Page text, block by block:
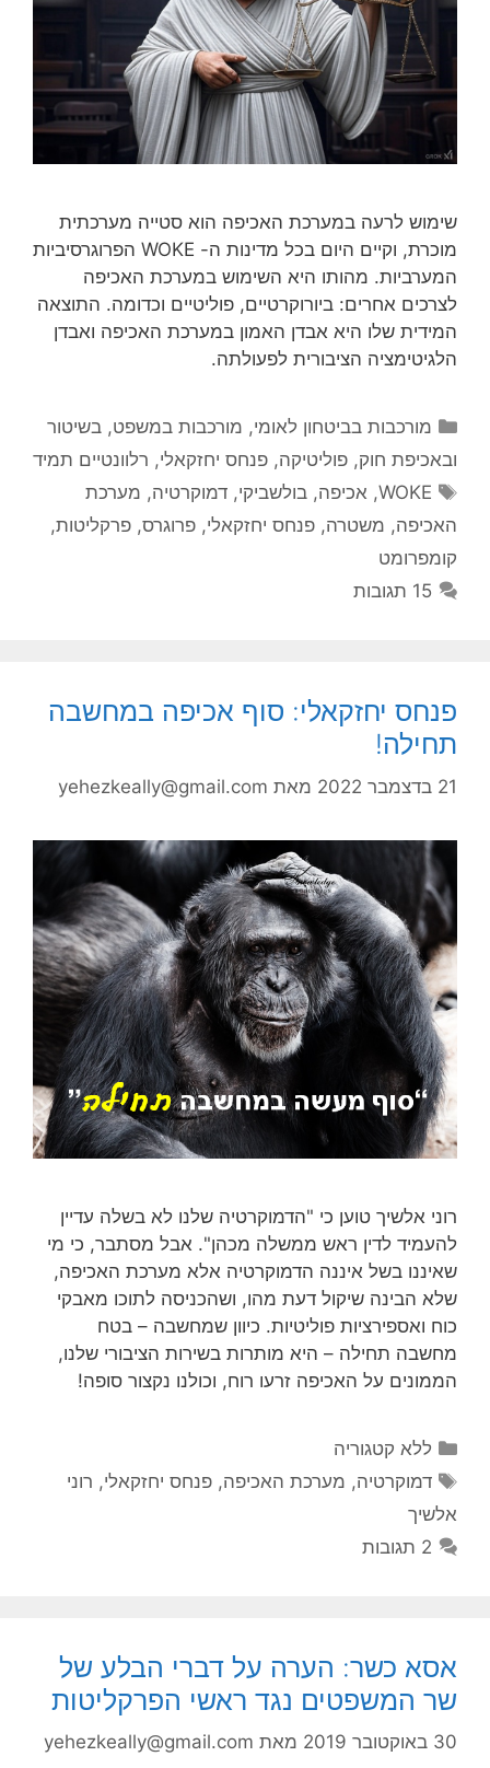
שימוש לרעה במערכת האכיפה הוא סטייה מערכתית
מוכרת, וקיים היום בכל מדינות ה- WOKE הפרוגרסיביות
המערביות. מהותו היא השימוש במערכת האכיפה
לצרכים אחרים: ביורוקרטיים, פוליטיים וכדומה. התוצאה
המידית שלו היא אבדן האמון במערכת האכיפה ואבדן
הלגיטימציה הציבורית לפעולתה.
קטגוריות
מורכבות בביטחון לאומי, מורכבות במשפט, בשיטור
ובאכיפת חוק, פוליטיקה, פנחס יחזקאלי, רלוונטיים תמיד
תגיות
WOKE
, אכיפה,בולשביקי,דמוקרטיה, מערכת
האכיפה, משטרה, פנחס יחזקאלי, פרוגרס, פרקליטות,
קומפרומט
15 תגובות
פנחס יחזקאלי: סוף אכיפה במחשבה
תחילה!
21 בדצמבר 2022 מאת yehezkeally@gmail.com
רוני אלשיך טוען כי "הדמוקרטיה שלנו לא בשלה עדיין
להעמיד לדין ראש ממשלה מכהן". אבל מסתבר, כי מי
שאיננו בשל איננה הדמוקרטיה אלא מערכת האכיפה,
שלא הבינה שיקול דעת מהו, ושהכניסה לתוכו מאבקי
כוח ואספירציות פוליטיות. כיוון שמחשבה – בטח
מחשבה תחילה – היא מותרות בשירות הציבורי שלנו,
הממונים על האכיפה זרעו רוח, וכולנו נקצור סופה!
קטגוריות
ללא קטגוריה
תגיות
דמוקרטיה, מערכת האכיפה,פנחס יחזקאלי, רוני
אלשיך
2 תגובות
אסא כשר: הערה על דברי הבלע של
שר המשפטים נגד ראשי הפרקליטות
30 באוקטובר 2019 מאת yehezkeally@gmail.com